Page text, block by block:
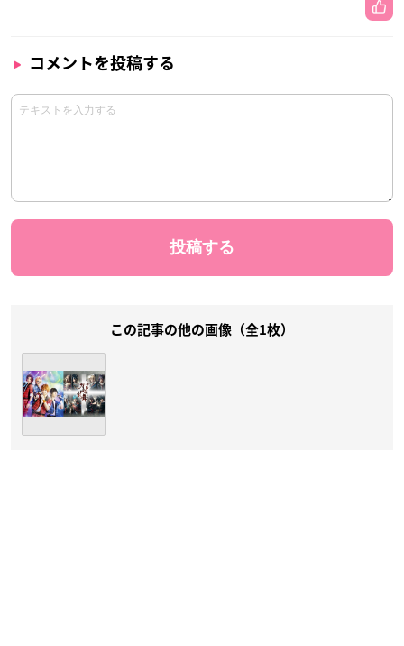
コメントを投稿する
この記事の他の画像（全1枚）